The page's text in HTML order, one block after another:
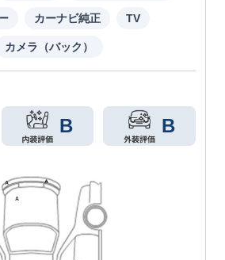
カーナビ純正 TV
カメラ（バック）
B B